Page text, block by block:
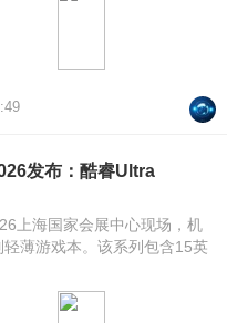
发布：酷睿Ultra
上海国家会展中心现场，机
薄游戏本。该系列包含15英